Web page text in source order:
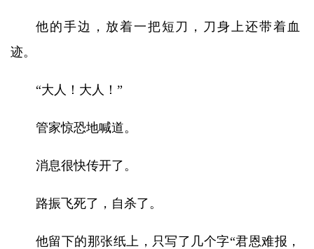
他的手边，放着一把短刀，刀身上还带着血
迹。
“大人！大人！”
管家惊恐地喊道。
消息很快传开了。
路振飞死了，自杀了。
他留下的那张纸上，只写了几个字“君恩难报，